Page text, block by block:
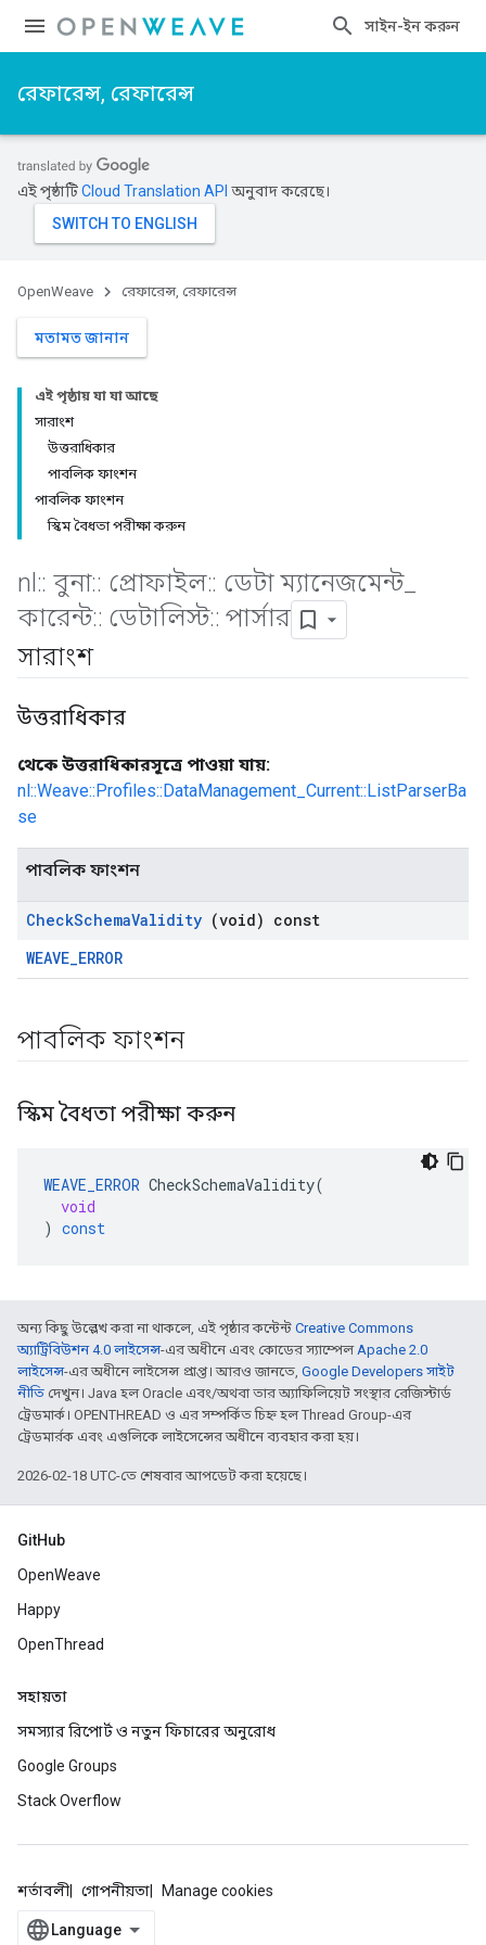
সাইন-ইন করুন
রেফারেন্স, রেফারেন্স
এই পৃষ্ঠাটিCloud Translation API অনুবাদ করেছে।
OpenWeave রেফারেন্স, রেফারেন্স
মতামত জানান
এই পৃষ্ঠায় যা যা আছে
সারাংশ
উত্তরাধিকার
পাবলিক ফাংশন
পাবলিক ফাংশন
স্কিম বৈধতা পরীক্ষা করুন
nl :: বুনা:: প্রোফাইল:: ডেটা ম্যানেজমেন্ট_
কারেন্ট:: ডেটালিস্ট:: পার্সার
সারাংশ
উত্তরাধিকার
থেকে উত্তরাধিকারসূত্রে পাওয়া যায়:
nl::Weave::Profiles::DataManagement_Current::ListParserBa
se
পাবলিক ফাংশন
CheckSchemaValidity (void) const
WEAVE_ERROR
পাবলিক ফাংশন
স্কিম বৈধতা পরীক্ষা করুন
WEAVE_ERROR CheckSchemaValidity(
void
) const
অন্য কিছু উল্লেখ করা না থাকলে, এই পৃষ্ঠার কন্টেন্ট Creative Commons
অ্যাট্রিবিউশন 4.0 লাইসেন্স-এর অধীনে এবং কোডের স্যাম্পেলApache 2.0
লাইসেন্স-এর অধীনে লাইসেন্স প্রাপ্ত। আরও জানতে, Google Developers সাইট
নীতি দেখুন। Java হল Oracle এবং/অথবা তার অ্যাফিলিয়েট সংস্থার রেজিস্টার্ড
ট্রেডমার্ক। OPENTHREAD ও এর সম্পর্কিত চিহ্ন হল Thread Group-এর
ট্রেডমার্রক এবং এগুলিকে লাইসেন্সের অধীনে ব্যবহার করা হয়।
2026-02-18 UTC-তে শেষবার আপডেট করা হয়েছে।
GitHub
OpenWeave
Happy
OpenThread
সহায়তা
সমস্যার রিপোর্ট ও নতুন ফিচারের অনুরোধ
Google Groups
Stack Overflow
শর্তাবলী গোপনীয়তা Manage cookies